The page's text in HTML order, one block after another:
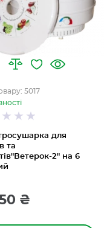
для
та
2" на 6
5017
₴